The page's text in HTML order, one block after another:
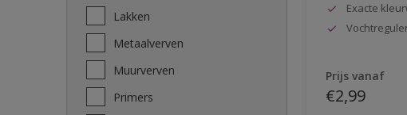
Lakken
Metaalverven
Muurverven
Primers
Exacte
Prijs vanaf
€2,99